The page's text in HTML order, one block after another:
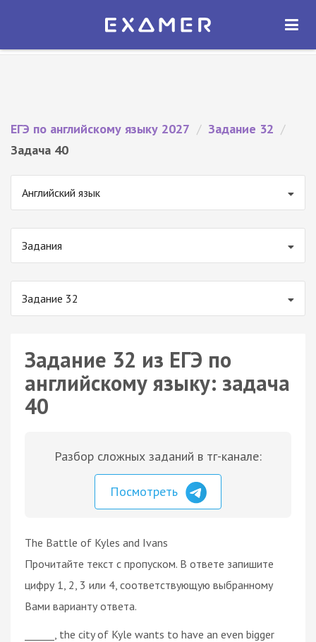
Экзамер — ЕГЭ 2027
ОТКРЫТЬ
ЕГЭ по английскому языку 2027 / Задание 32 /
Задача 40
Английский язык
Задания
Задание 32
Задание 32 из ЕГЭ по
английскому языку: задача
40
Разбор сложных заданий в тг-канале:
Посмотреть
The Battle of Kyles and Ivans
Прочитайте текст с пропуском. В ответе запишите
цифру 1, 2, 3 или 4, соответствующую выбранному
Вами варианту ответа.
______, the city of Kyle wants to have an even bigger